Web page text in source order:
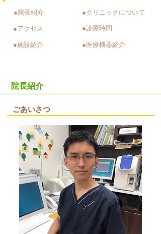
●院長紹介
●アクセス
●施設紹介
●クリニックについて
●診療時間
●医療機器紹介
​院長紹介
ごあいさつ